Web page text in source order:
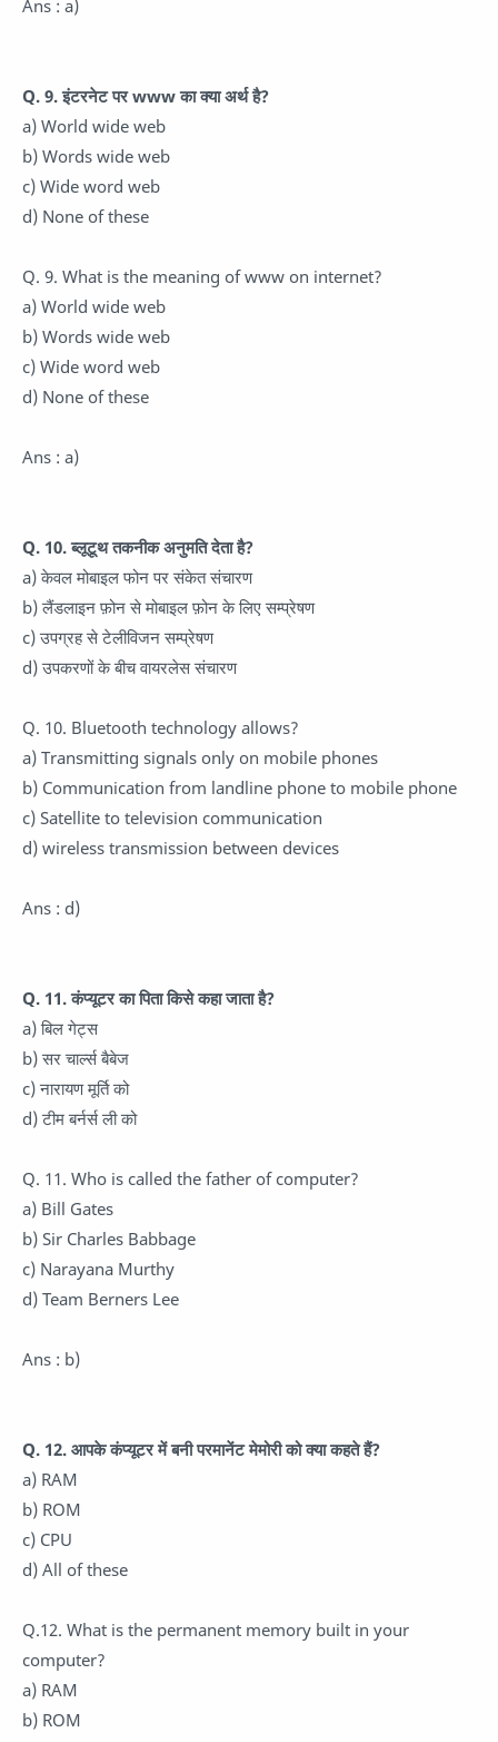
Ans : a)
Q. 9. इंटरनेट पर www का क्या अर्थ है?
a) World wide web
b) Words wide web
c) Wide word web
d) None of these
Q. 9. What is the meaning of www on internet?
a) World wide web
b) Words wide web
c) Wide word web
d) None of these
Ans : a)
Q. 10. ब्लूटूथ तकनीक अनुमति देता है?
a) केवल मोबाइल फोन पर संकेत संचारण
b) लैंडलाइन फ़ोन से मोबाइल फ़ोन के लिए सम्प्रेषण
c) उपग्रह से टेलीविजन सम्प्रेषण
d) उपकरणों के बीच वायरलेस संचारण
Q. 10. Bluetooth technology allows?
a) Transmitting signals only on mobile phones
b) Communication from landline phone to mobile phone
c) Satellite to television communication
d) wireless transmission between devices
Ans : d)
Q. 11. कंप्यूटर का पिता किसे कहा जाता है?
a) बिल गेट्स
b) सर चार्ल्स बैबेज
c) नारायण मूर्ति को
d) टीम बर्नर्स ली को
Q. 11. Who is called the father of computer?
a) Bill Gates
b) Sir Charles Babbage
c) Narayana Murthy
d) Team Berners Lee
Ans : b)
Q. 12. आपके कंप्यूटर में बनी परमानेंट मेमोरी को क्या कहते हैं?
a) RAM
b) ROM
c) CPU
d) All of these
Q.12. What is the permanent memory built in your
computer?
a) RAM
b) ROM